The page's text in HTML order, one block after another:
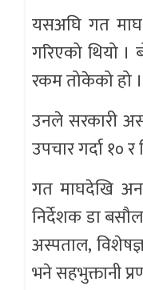
यसअघि गत माघ
गरिएको थियो ।
रकम तोकेको हो ।
उनले सरकारी
उपचार गर्दा १०
गत माघदेखि
निर्देशक डा
अस्पताल,
भने सहभुक्तानी